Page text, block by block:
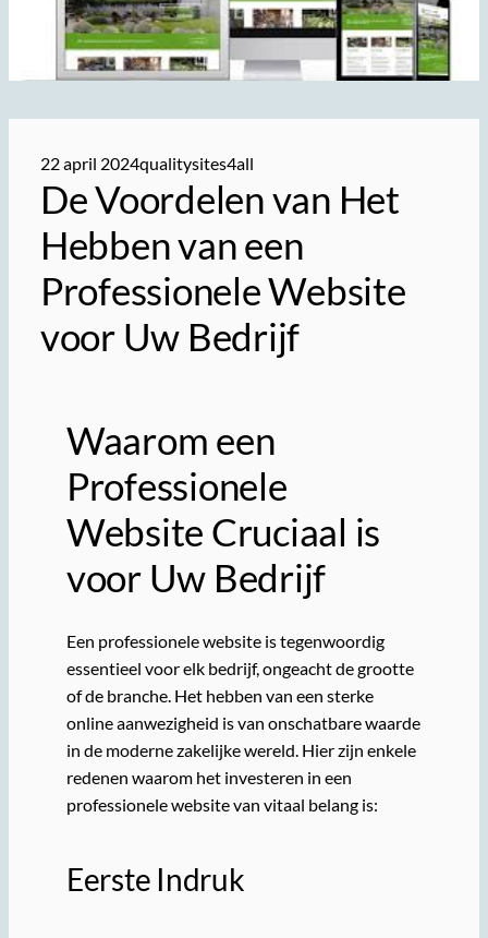
22 april 2024qualitysites4all
De Voordelen van Het
Hebben van een
Professionele Website
voor Uw Bedrijf
Waarom een
Professionele
Website Cruciaal is
voor Uw Bedrijf
Een professionele website is tegenwoordig
essentieel voor elk bedrijf, ongeacht de grootte
of de branche. Het hebben van een sterke
online aanwezigheid is van onschatbare waarde
in de moderne zakelijke wereld. Hier zijn enkele
redenen waarom het investeren in een
professionele website van vitaal belang is:
Eerste Indruk